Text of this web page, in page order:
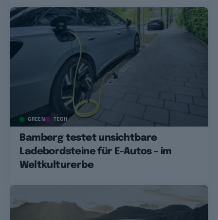
GREEN TECH
Bamberg testet unsichtbare
Ladebordsteine für E-Autos – im
Weltkulturerbe